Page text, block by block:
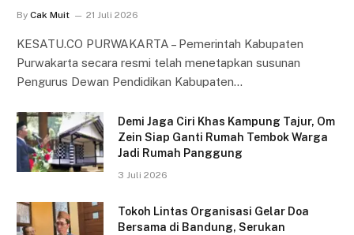
By Cak Muit 21 Juli 2026
KESATU.CO PURWAKARTA – Pemerintah Kabupaten
Purwakarta secara resmi telah menetapkan susunan
Pengurus Dewan Pendidikan Kabupaten…
Demi Jaga Ciri Khas Kampung Tajur, Om
Zein Siap Ganti Rumah Tembok Warga
Jadi Rumah Panggung
3 Juli 2026
Tokoh Lintas Organisasi Gelar Doa
Bersama di Bandung, Serukan